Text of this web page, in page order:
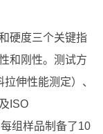
硬度三个关键指
和刚性。测试方
伸性能测定）、
ISO
组样品制备了10